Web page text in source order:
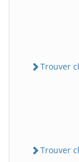
Trouver
Trouver